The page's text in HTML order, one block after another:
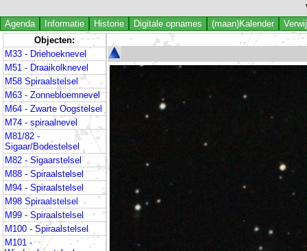
Agenda Informatie Historie Digitale opnames (maan)Kalender
Objecten:
M33 - Driehoeknevel
M51 - Draaikolknevel
M58 Spiraalstelsel
M63 - Zonnebloemnevel
M64 - Zwarte Oogstelsel
M74 - spiraalnevel
M81/82 -
Sigaar/Bodestelsel
M82 - Sigaarstelsel
M88 - Spiraalstelsel
M94 - Spiraalstelsel
M98 Spiraalstelsel
M99 - Spiraalstelsel
M100 - Spiraalstelsel
M101 -